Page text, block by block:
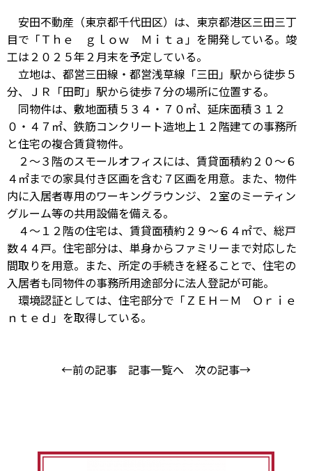
安田不動産（東京都千代田区）は、東京都港区三田三丁
目で「Ｔｈｅ ｇｌｏｗ Ｍｉｔａ」を開発している。竣
工は２０２５年２月末を予定している。
立地は、都営三田線・都営浅草線「三田」駅から徒歩５
分、ＪＲ「田町」駅から徒歩７分の場所に位置する。
同物件は、敷地面積５３４・７０㎡、延床面積３１２
０・４７㎡、鉄筋コンクリート造地上１２階建ての事務所
と住宅の複合賃貸物件。
２～３階のスモールオフィスには、賃貸面積約２０～６
４㎡までの家具付き区画を含む７区画を用意。また、物件
内に入居者専用のワーキングラウンジ、２室のミーティン
グルーム等の共用設備を備える。
４～１２階の住宅は、賃貸面積約２９～６４㎡で、総戸
数４４戸。住宅部分は、単身からファミリーまで対応した
間取りを用意。また、所定の手続きを経ることで、住宅の
入居者も同物件の事務所用途部分に法人登記が可能。
環境認証としては、住宅部分で「ＺＥＨ－Ｍ Ｏｒｉｅ
ｎｔｅｄ」を取得している。
←前の記事 記事一覧へ 次の記事→